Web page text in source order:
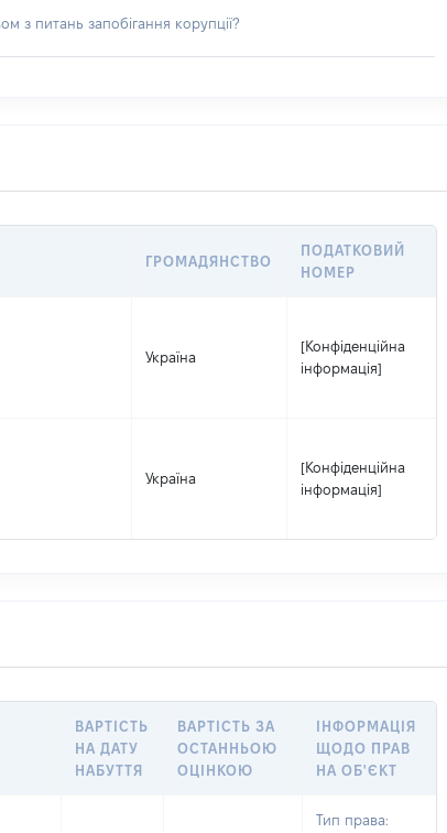
з питань запобігання корупції?
ГРОМАДЯНСТВО
ПОДАТКОВИЙ
НОМЕР
Україна
[Конфіденційна
інформація]
Україна
[Конфіденційна
інформація]
ВАРТІСТЬ
НА ДАТУ
НАБУТТЯ
ВАРТІСТЬ ЗА
ОСТАННЬОЮ
ОЦІНКОЮ
ІНФОРМАЦІЯ
ЩОДО ПРАВ
НА ОБ'ЄКТ
Тип права: